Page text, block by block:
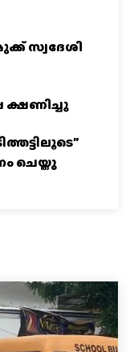
സ്വദേശി
ചെയ്തു